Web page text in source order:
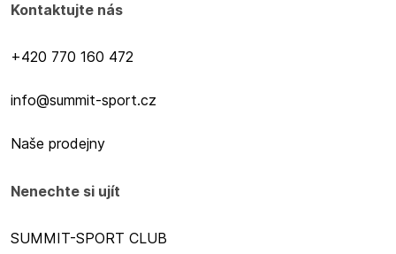
Kontaktujte nás
+420 770 160 472
info@summit-sport.cz
Naše prodejny
Nenechte si ujít
SUMMIT-SPORT CLUB